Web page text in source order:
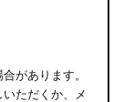
があります。
ただくか、メ